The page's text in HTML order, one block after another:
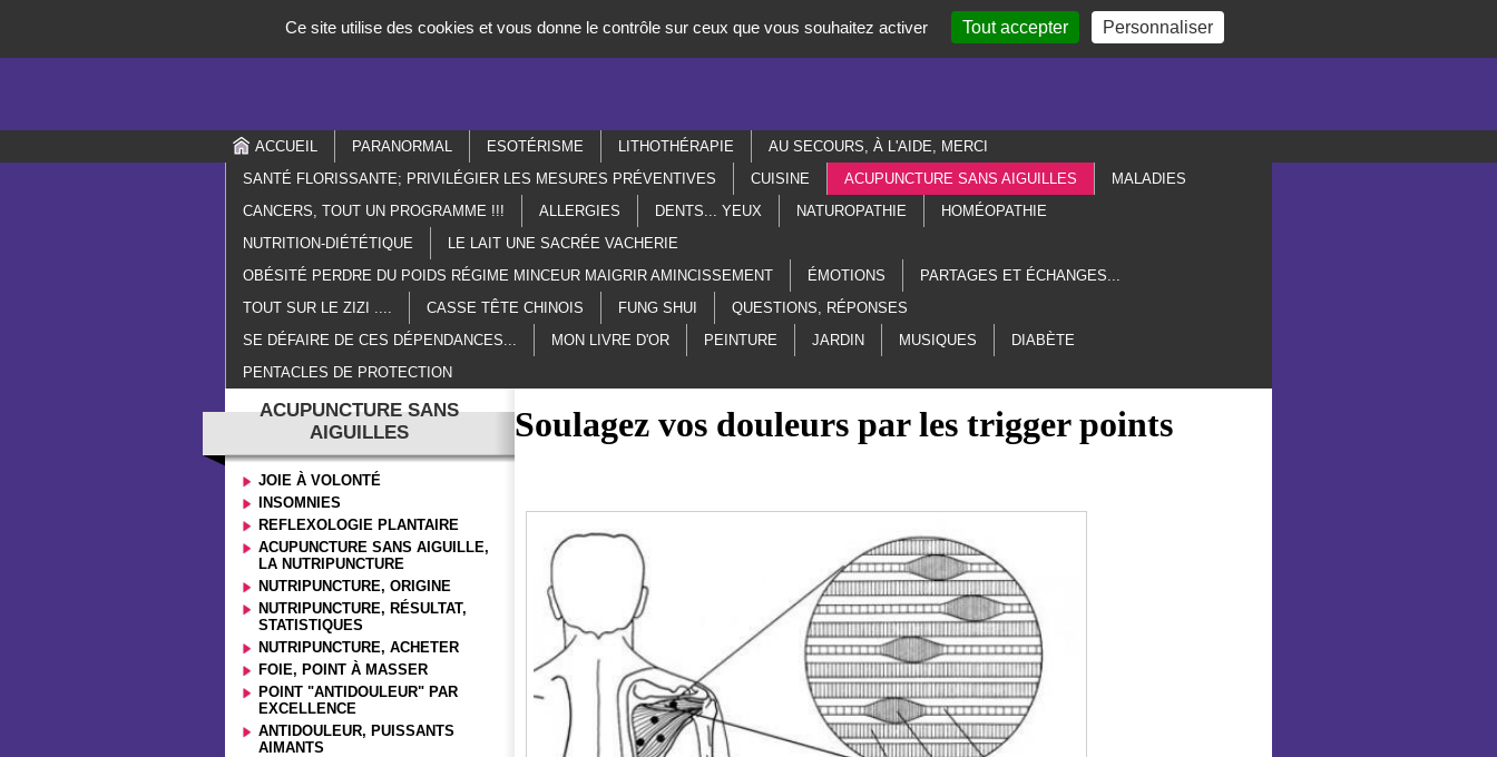
ACCUEIL PARANORMAL ESOTÉRISME LITHOTHÉRAPIE
AU SECOURS, À L'AIDE, MERCI
SANTÉ FLORISSANTE; PRIVILÉGIER LES MESURES PRÉVENTIVES
CUISINE ACUPUNCTURE SANS AIGUILLES
MALADIES
CANCERS, TOUT UN PROGRAMME !!!
ALLERGIES DENTS... YEUX NATUROPATHIE
HOMÉOPATHIE
NUTRITION-DIÉTÉTIQUE
LE LAIT UNE SACRÉE VACHERIE
OBÉSITÉ PERDRE DU POIDS RÉGIME MINCEUR MAIGRIR AMINCISSEMENT
ÉMOTIONS
PARTAGES ET ÉCHANGES...
TOUT SUR LE ZIZI ....
CASSE TÊTE CHINOIS FUNG SHUI
QUESTIONS, RÉPONSES
SE DÉFAIRE DE CES DÉPENDANCES...
MON LIVRE D'OR PEINTURE JARDIN MUSIQUES
DIABÈTE
PENTACLES DE PROTECTION
ACUPUNCTURE SANS
AIGUILLES
JOIE À VOLONTÉ
INSOMNIES
REFLEXOLOGIE PLANTAIRE
ACUPUNCTURE SANS AIGUILLE,
LA NUTRIPUNCTURE
NUTRIPUNCTURE, ORIGINE
NUTRIPUNCTURE, RÉSULTAT,
STATISTIQUES
NUTRIPUNCTURE, ACHETER
FOIE, POINT À MASSER
POINT "ANTIDOULEUR" PAR
EXCELLENCE
ANTIDOULEUR, PUISSANTS
AIMANTS
Soulagez vos douleurs par les trigger points
Ce site utilise des cookies et vous donne le contrôle sur ceux que vous souhaitez activer Tout accepter Personnaliser